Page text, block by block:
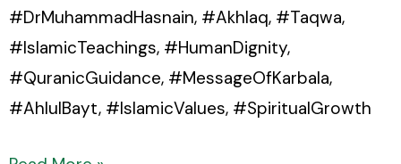
#DrMuhammadHasnain, #Akhlaq, #Taqwa,
#IslamicTeachings, #HumanDignity,
#QuranicGuidance, #MessageOfKarbala,
#AhlulBayt, #IslamicValues, #SpiritualGrowth